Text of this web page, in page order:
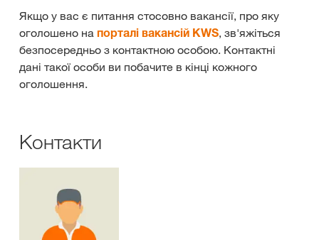
Якщо у вас є питання стосовно вакансії, про яку
оголошено на порталі вакансій KWS, зв'яжіться
безпосередньо з контактною особою. Контактні
дані такої особи ви побачите в кінці кожного
оголошення.
Контакти